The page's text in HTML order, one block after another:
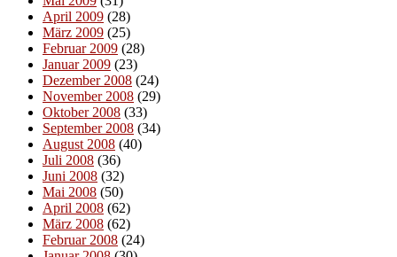
April 2009 (28)
März 2009 (25)
Februar 2009 (28)
Januar 2009 (23)
Dezember 2008 (24)
November 2008 (29)
Oktober 2008 (33)
September 2008 (34)
August 2008 (40)
Juli 2008 (36)
Juni 2008 (32)
Mai 2008 (50)
April 2008 (62)
März 2008 (62)
Februar 2008 (24)